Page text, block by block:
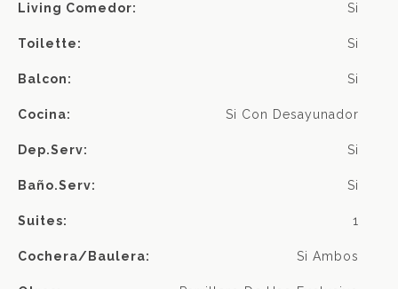
Living Comedor: Si
Toilette: Si
Balcon: Si
Cocina: Si Con Desayunador
Dep.serv: Si
Baño.serv: Si
Suites: 1
Cochera/baulera: Si Ambos